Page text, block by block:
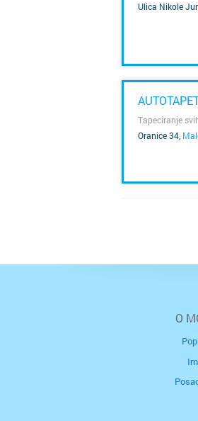
Ulica Nikole
Tapeciranje
Oranice 34
O